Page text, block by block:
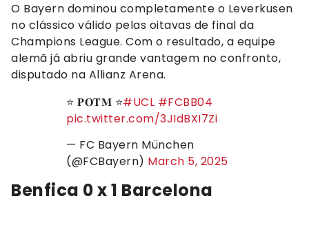
O Bayern dominou completamente o Leverkusen
no clássico válido pelas oitavas de final da
Champions League. Com o resultado, a equipe
alemã já abriu grande vantagem no confronto,
disputado na Allianz Arena.
⭐ 𝐏𝐎𝐓𝐌 ⭐#UCL #FCBB04
pic.twitter.com/3JIdBXI7Zi
— FC Bayern München
(@FCBayern) March 5, 2025
Benfica 0 x 1 Barcelona